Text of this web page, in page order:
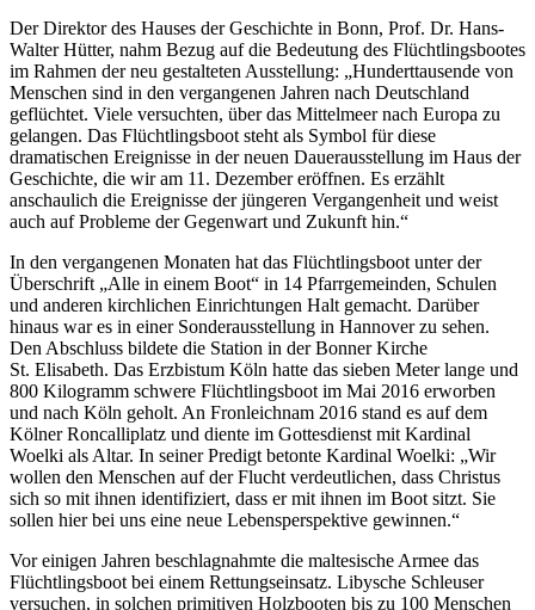
Der Direktor des Hauses der Geschichte in Bonn, Prof. Dr. Hans-
Walter Hütter, nahm Bezug auf die Bedeutung des Flüchtlingsbootes
im Rahmen der neu gestalteten Ausstellung: „Hunderttausende von
Menschen sind in den vergangenen Jahren nach Deutschland
geflüchtet. Viele versuchten, über das Mittelmeer nach Europa zu
gelangen. Das Flüchtlingsboot steht als Symbol für diese
dramatischen Ereignisse in der neuen Dauerausstellung im Haus der
Geschichte, die wir am 11. Dezember eröffnen. Es erzählt
anschaulich die Ereignisse der jüngeren Vergangenheit und weist
auch auf Probleme der Gegenwart und Zukunft hin.“
In den vergangenen Monaten hat das Flüchtlingsboot unter der
Überschrift „Alle in einem Boot“ in 14 Pfarrgemeinden, Schulen
und anderen kirchlichen Einrichtungen Halt gemacht. Darüber
hinaus war es in einer Sonderausstellung in Hannover zu sehen.
Den Abschluss bildete die Station in der Bonner Kirche
St. Elisabeth. Das Erzbistum Köln hatte das sieben Meter lange und
800 Kilogramm schwere Flüchtlingsboot im Mai 2016 erworben
und nach Köln geholt. An Fronleichnam 2016 stand es auf dem
Kölner Roncalliplatz und diente im Gottesdienst mit Kardinal
Woelki als Altar. In seiner Predigt betonte Kardinal Woelki: „Wir
wollen den Menschen auf der Flucht verdeutlichen, dass Christus
sich so mit ihnen identifiziert, dass er mit ihnen im Boot sitzt. Sie
sollen hier bei uns eine neue Lebensperspektive gewinnen.“
Vor einigen Jahren beschlagnahmte die maltesische Armee das
Flüchtlingsboot bei einem Rettungseinsatz. Libysche Schleuser
versuchen, in solchen primitiven Holzbooten bis zu 100 Menschen